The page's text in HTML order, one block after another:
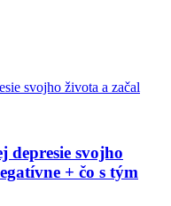
depresie svojho
+ čo s tým